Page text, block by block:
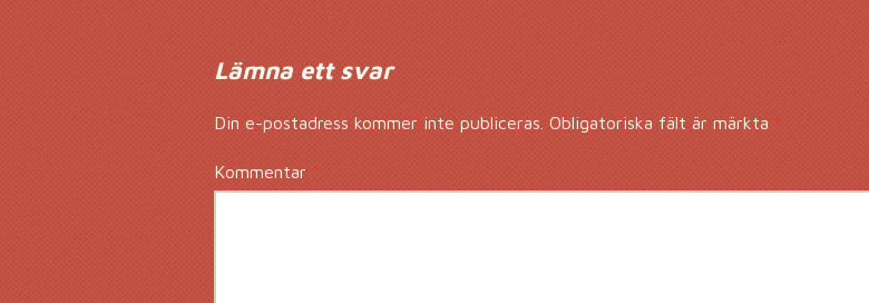
Lämna ett svar
Din e-postadress kommer inte publiceras. Obligatoriska fält är märkta*
Kommentar*